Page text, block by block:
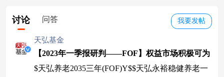
我要发帖
讨论 问答
天弘基金
【2023年一季报研判——FOF】权益市场积极可为
$天弘养老2035三年(FOF)Y$$天弘永裕稳健养老一